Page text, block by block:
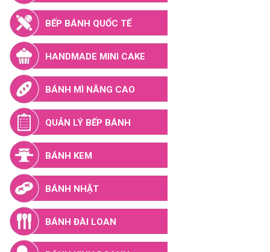
BẾP BÁNH QUỐC TẾ
HANDMADE MINI CAKE
BÁNH MÌ NÂNG CAO
QUẢN LÝ BẾP BÁNH
BÁNH KEM
BÁNH NHẬT
BÁNH ĐÀI LOAN